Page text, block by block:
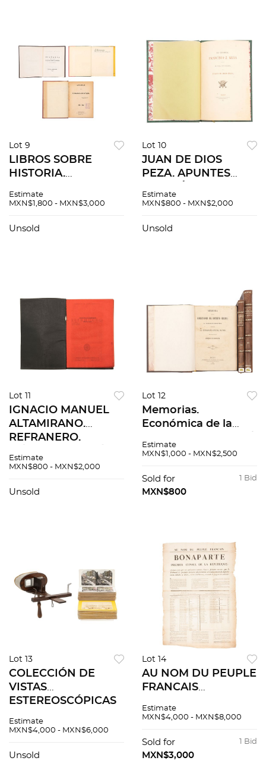
Lot 9
LIBROS SOBRE
HISTORIA.
ADUANAS
DE SEBASTIÁN
Estimate
MXN$1,800 - MXN$3,000
Unsold
Lot 10
JUAN DE DIOS
PEZA. APUNTES
GENERAL
MENA. México, 1902.
Estimate
MXN$800 - MXN$2,000
Unsold
Lot 11
IGNACIO MANUEL
ALTAMIRANO.
REFRANERO.
DE MANUEL
Edición facsimilar de
Estimate
MXN$800 - MXN$2,000
Unsold
Lot 12
Memorias.
Económica de la
De la Corporación
Gobierno del Distrito
Federal 1873. Piezas:
Estimate
MXN$1,000 - MXN$2,500
1 Bid
Sold for
MXN$800
Lot 13
COLECCIÓN DE
VISTAS
ESTEREOSCÓPICAS
ESTEREOSCÓPICO
fotografías
Estimate
MXN$4,000 - MXN$6,000
Unsold
Lot 14
AU NOM DU PEUPLE
FRANCAIS
PREMIER CONSUL
REPUBLIQUE...
CONSCRITS. CHION,
Estimate
MXN$4,000 - MXN$8,000
1 Bid
Sold for
MXN$3,000